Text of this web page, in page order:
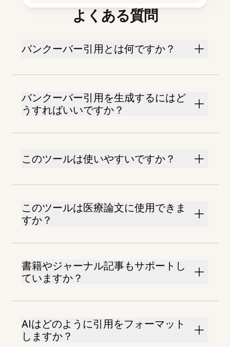
よくある質問
バンクーバー引用とは何ですか？
バンクーバー引用を生成するにはど
うすればいいですか？
このツールは使いやすいですか？
このツールは医療論文に使用できま
すか？
書籍やジャーナル記事もサポートし
ていますか？
AIはどのように引用をフォーマット
しますか？